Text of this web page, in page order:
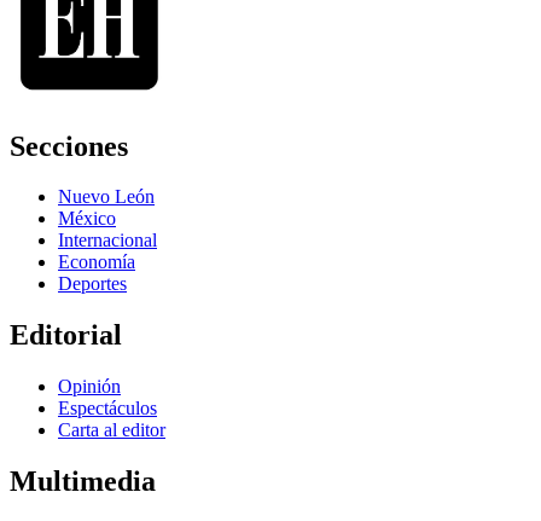
Secciones
Nuevo León
México
Internacional
Economía
Deportes
Editorial
Opinión
Espectáculos
Carta al editor
Multimedia